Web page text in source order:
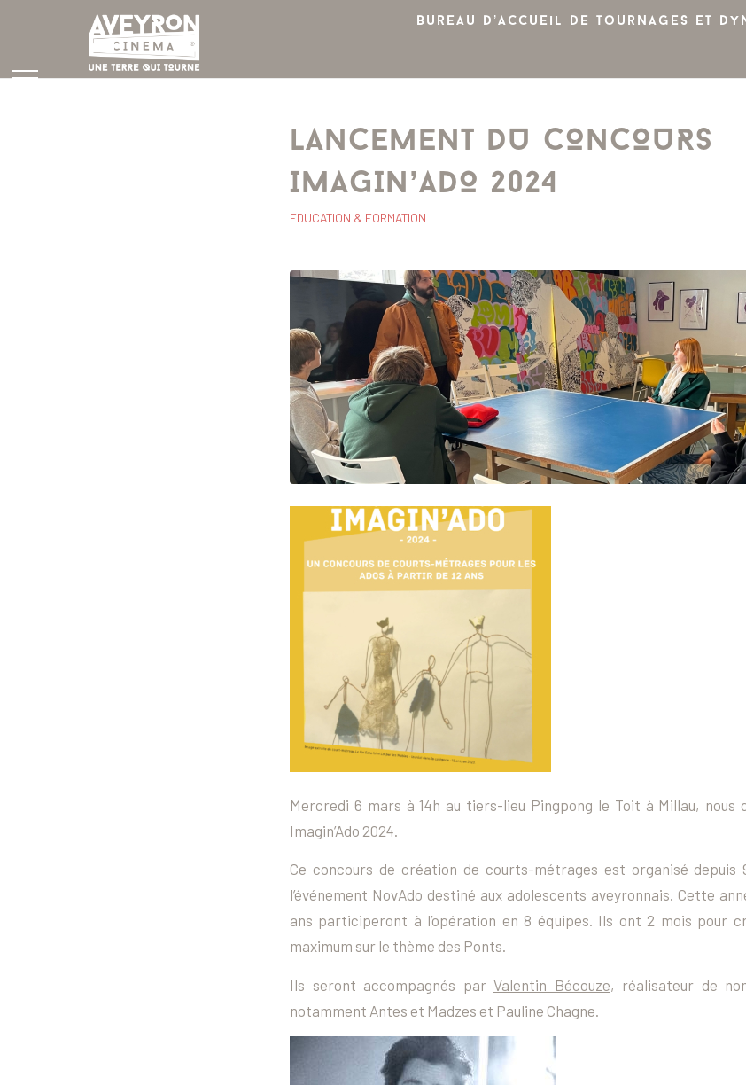
Bureau d’accueil de tournages et
LANCEMENT DU CONCOURS
IMAGIN’ADO 2024
EDUCATION & FORMATION
Mercredi 6 mars à 14h au tiers-lieu Pingpong le Toit à Millau, nous
Imagin’Ado 2024.
Ce concours de création de courts-métrages est organisé depuis
l’événement NovAdo destiné aux adolescents aveyronnais. Cette
ans participeront à l’opération en 8 équipes. Ils ont 2 mois pour
maximum sur le thème des Ponts.
Ils seront accompagnés par Valentin Bécouze, réalisateur de
notamment Antes et Madzes et Pauline Chagne.